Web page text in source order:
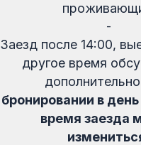
-
Заезд после 14:00,
другое время
бронировании в день
время заезда